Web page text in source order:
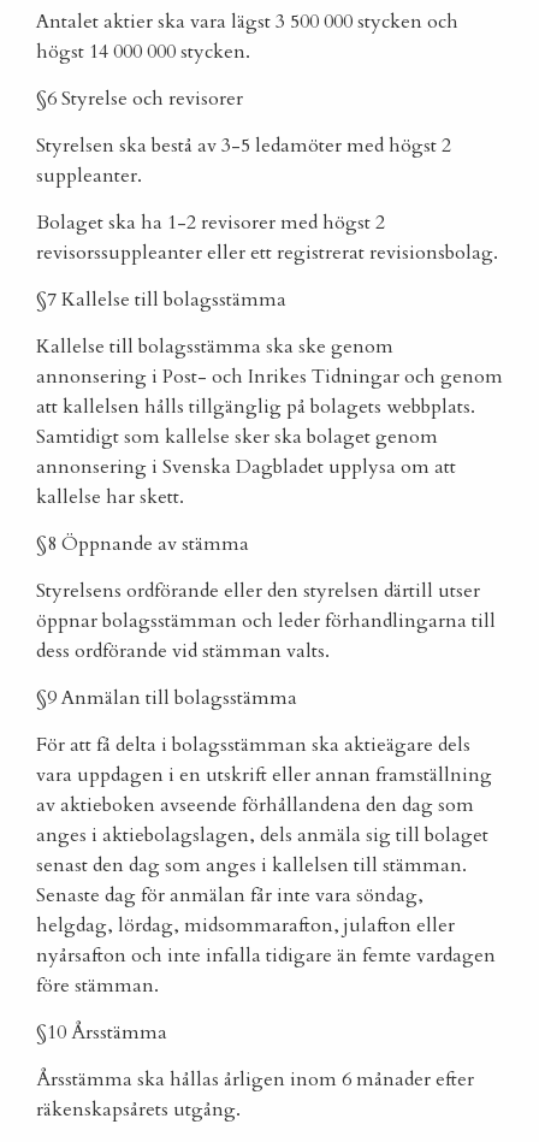
Antalet aktier ska vara lägst 3 500 000 stycken och
högst 14 000 000 stycken.
§6 Styrelse och revisorer
Styrelsen ska bestå av 3-5 ledamöter med högst 2
suppleanter.
Bolaget ska ha 1-2 revisorer med högst 2
revisorssuppleanter eller ett registrerat revisionsbolag.
§7 Kallelse till bolagsstämma
Kallelse till bolagsstämma ska ske genom
annonsering i Post- och Inrikes Tidningar och genom
att kallelsen hålls tillgänglig på bolagets webbplats.
Samtidigt som kallelse sker ska bolaget genom
annonsering i Svenska Dagbladet upplysa om att
kallelse har skett.
§8 Öppnande av stämma
Styrelsens ordförande eller den styrelsen därtill utser
öppnar bolagsstämman och leder förhandlingarna till
dess ordförande vid stämman valts.
§9 Anmälan till bolagsstämma
För att få delta i bolagsstämman ska aktieägare dels
vara uppdagen i en utskrift eller annan framställning
av aktieboken avseende förhållandena den dag som
anges i aktiebolagslagen, dels anmäla sig till bolaget
senast den dag som anges i kallelsen till stämman.
Senaste dag för anmälan får inte vara söndag,
helgdag, lördag, midsommarafton, julafton eller
nyårsafton och inte infalla tidigare än femte vardagen
före stämman.
§10 Årsstämma
Årsstämma ska hållas årligen inom 6 månader efter
räkenskapsårets utgång.